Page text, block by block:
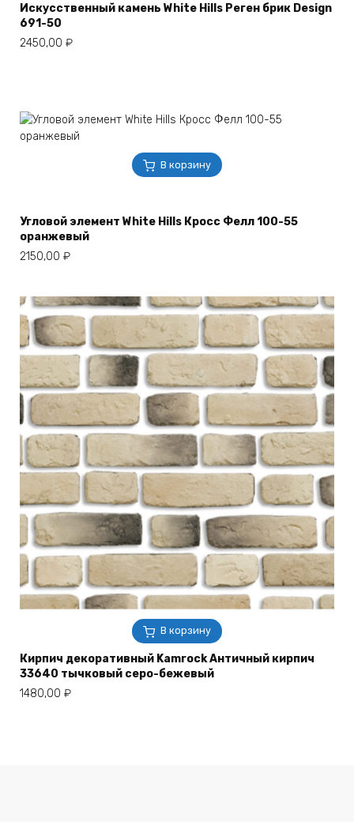
Искусственный камень White Hills Реген брик Design
691-50
2450,00 ₽
В корзину
Угловой элемент White Hills Кросс Фелл 100-55
оранжевый
2150,00 ₽
В корзину
Кирпич декоративный Kamrock Античный кирпич
33640 тычковый серо-бежевый
1480,00 ₽